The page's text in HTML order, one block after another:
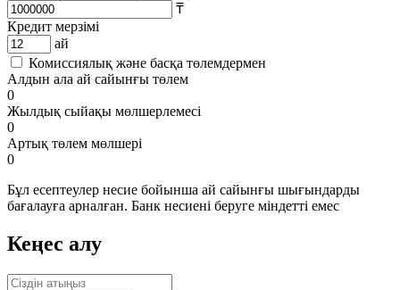
₸
Кредит мерзімі
ай
Комиссиялық және басқа төлемдермен
Алдын ала ай сайынғы төлем
0
Жылдық сыйақы мөлшерлемесі
0
Артық төлем мөлшері
0
Бұл есептеулер несие бойынша ай сайынғы шығындарды
бағалауға арналған. Банк несиені беруге міндетті емес
Кеңес алу